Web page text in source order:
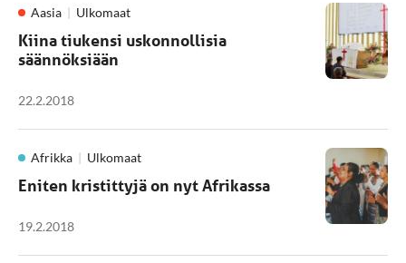
Aasia Ulkomaat
Kiina tiukensi uskonnollisia
säännöksiään
22.2.2018
Afrikka Ulkomaat
Eniten kristittyjä on nyt Afrikassa
19.2.2018